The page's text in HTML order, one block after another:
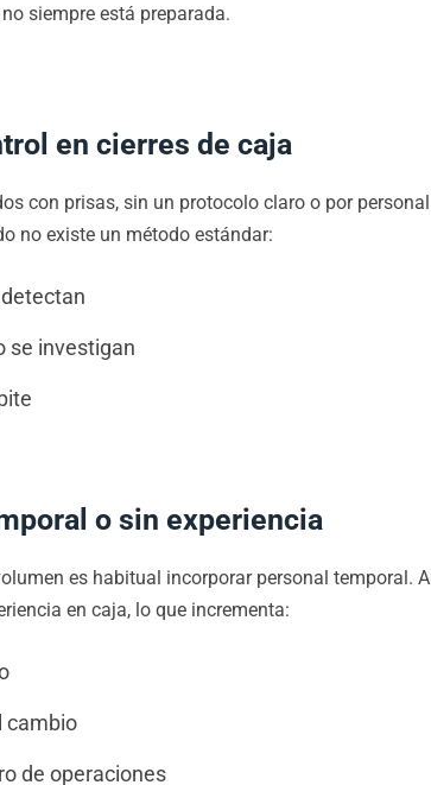
siempre está preparada.
en cierres de caja
con prisas, sin un protocolo claro o por
no existe un método estándar:
se investigan
o sin experiencia
es habitual incorporar personal temporal.
en caja, lo que incrementa:
cambio
de operaciones